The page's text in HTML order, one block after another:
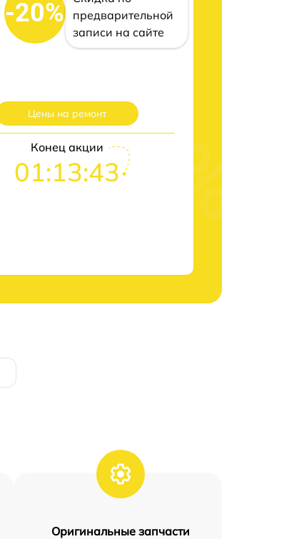
-20%
предварительной
записи на сайте
Цены на ремонт
Конец акции
01:13:43
Оригинальные запчасти